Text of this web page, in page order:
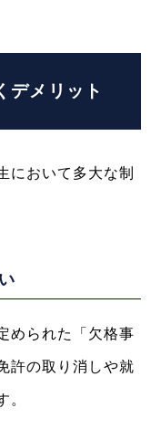
デメリット
において多大な制
められた「欠格事
許の取り消しや就
。